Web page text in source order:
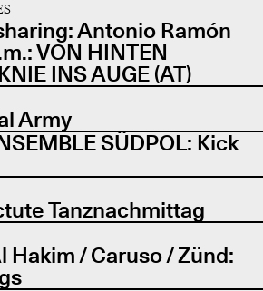
Antonio Ramón
VON HINTEN
INS AUGE (AT)
Army
SÜDPOL: Kick
Tanznachmittag
Hakim / Caruso / Zünd: